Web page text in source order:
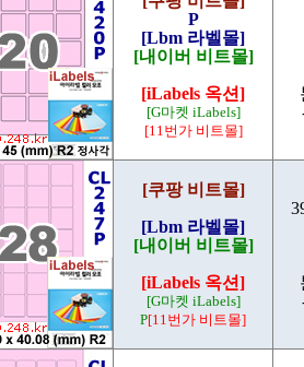
P
[Lbm 라벨몰]
[내이버 비트몰]
[iLabels 옥션]
[G마켓 iLabels]
[11번가 비트몰]
[쿠팡 비트몰]
[Lbm 라벨몰]
[내이버 비트몰]
[iLabels 옥션]
[G마켓 iLabels]
P[11번가 비트몰]